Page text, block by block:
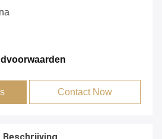
Contact Now